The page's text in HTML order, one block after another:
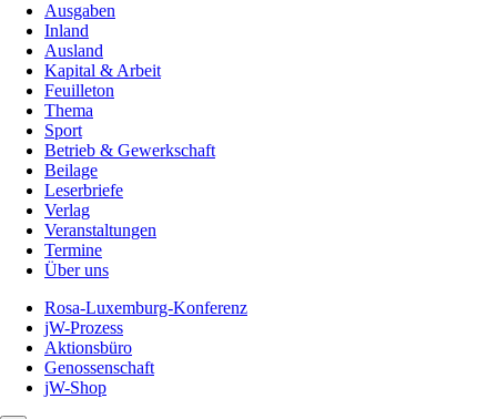
Ausgaben
Inland
Ausland
Kapital & Arbeit
Feuilleton
Thema
Sport
Betrieb & Gewerkschaft
Beilage
Leserbriefe
Verlag
Veranstaltungen
Termine
Über uns
Rosa-Luxemburg-Konferenz
jW-Prozess
Aktionsbüro
Genossenschaft
jW-Shop